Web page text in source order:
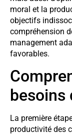
moral et la
objectifs
compréhension
management
favorables.
besoins
La première
productivité des